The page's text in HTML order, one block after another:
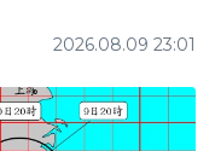
2026.08.09 23:01